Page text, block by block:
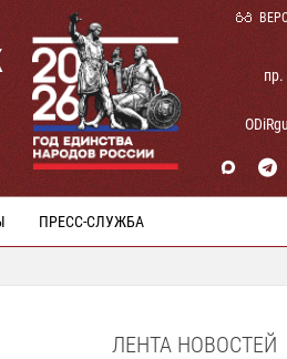
ПРЕСС-СЛУЖБА
ЛЕНТА НОВОСТЕЙ